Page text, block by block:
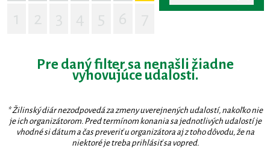
Pre daný filter sa nenašli žiadne
vyhovujúce udalosti.
* Žilinský diár nezodpovedá za zmeny uverejnených udalostí, nakoľko nie
je ich organizátorom. Pred termínom konania sa jednotlivých udalostí je
vhodné si dátum a čas preveriť u organizátora aj z toho dôvodu, že na
niektoré je treba prihlásiť sa vopred.